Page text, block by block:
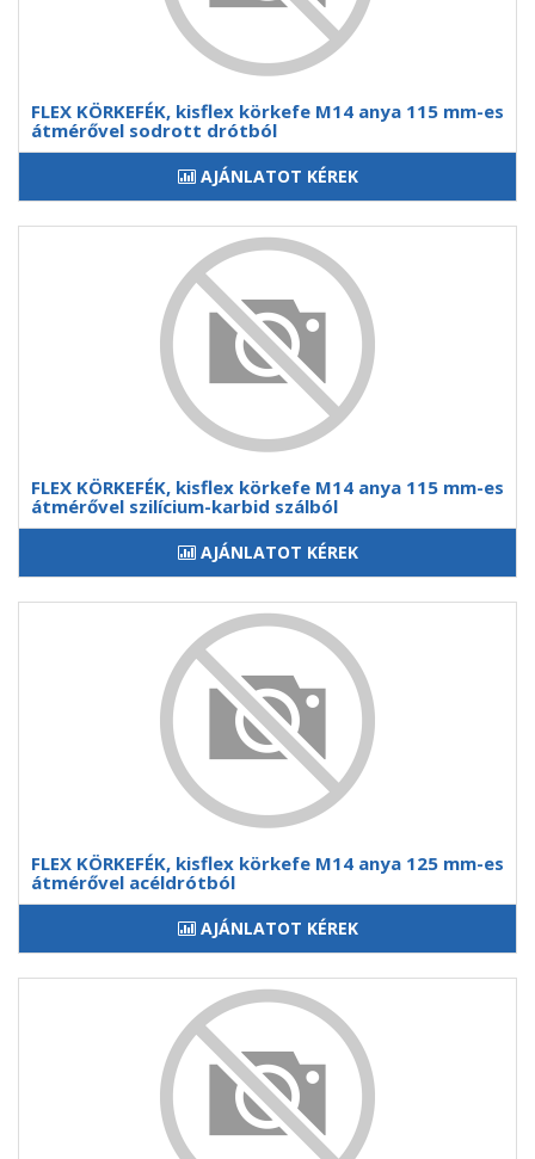
FLEX KÖRKEFÉK, kisflex körkefe M14 anya 115 mm-es
átmérővel sodrott drótból
AJÁNLATOT KÉREK
FLEX KÖRKEFÉK, kisflex körkefe M14 anya 115 mm-es
átmérővel szilícium-karbid szálból
AJÁNLATOT KÉREK
FLEX KÖRKEFÉK, kisflex körkefe M14 anya 125 mm-es
átmérővel acéldrótból
AJÁNLATOT KÉREK